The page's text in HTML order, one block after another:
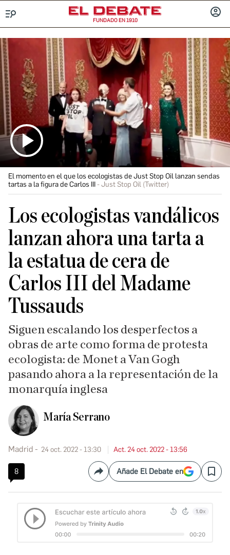
FUNDADO EN 1910
El momento en el que los ecologistas de Just Stop Oil lanzan sendas
tartas a la figura de Carlos III
Just Stop Oil (Twitter)
Los ecologistas vandálicos
lanzan ahora una tarta a
la estatua de cera de
Carlos III del Madame
Tussauds
Siguen escalando los desperfectos a
obras de arte como forma de protesta
ecologista: de Monet a Van Gogh
pasando ahora a la representación de la
monarquía inglesa
María Serrano
Madrid 24 oct. 2022 - 13:30 Act. 24 oct. 2022 - 13:56
8 CompartirAñade El Debate en Save